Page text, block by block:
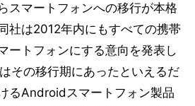
スマートフォンへの移行が本格
社は2012年内にもすべての携帯
ートフォンにする意向を発表し
その移行期にあったといえるだ
るAndroidスマートフォン製品